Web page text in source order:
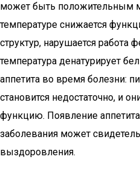
может быть положительным
температуре снижается
структур, нарушается работа
температура денатурирует
аппетита во время болезни:
становится недостаточно, и
функцию. Появление
заболевания может
выздоровления.